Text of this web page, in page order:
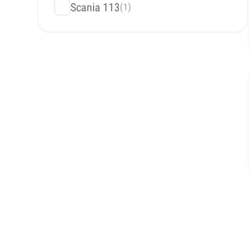
Scania 113(1)